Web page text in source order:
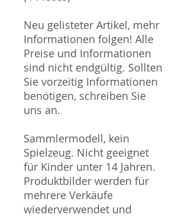
Neu gelisteter Artikel, mehr
Informationen folgen! Alle
Preise und Informationen
sind nicht endgültig. Sollten
Sie vorzeitig Informationen
benötigen, schreiben Sie
uns an.
Sammlermodell, kein
Spielzeug. Nicht geeignet
für Kinder unter 14 Jahren.
Produktbilder werden für
mehrere Verkäufe
wiederverwendet und